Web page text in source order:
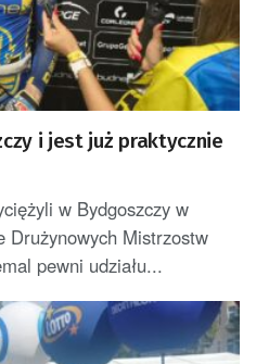
i jest już praktycznie
w Bydgoszczy w
Drużynowych Mistrzostw
pewni udziału...